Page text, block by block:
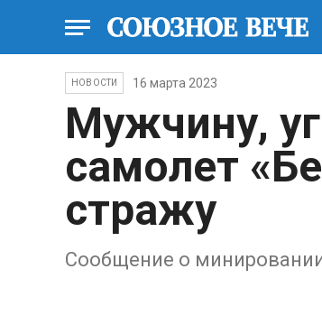
НОВОСТИ 16 марта 2023
Мужчину,
самолет
стражу
Сообщение о